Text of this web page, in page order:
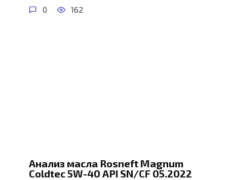
0 162
Анализ масла Rosneft Magnum
Coldtec 5W-40 API SN/CF 05.2022